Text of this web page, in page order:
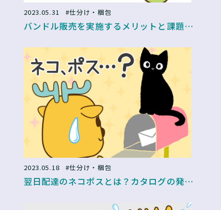
2023.05.31 #仕分け・梱包
バンドル販売を実施するメリットと課題と
う
2023.05.18 #仕分け・梱包
翌日配達のネコポスとは？カタログの発送